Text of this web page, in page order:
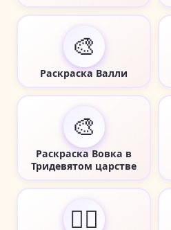
🎨
Раскраска Валли
🎨
Раскраска Вовка в
Тридевятом царстве
🧙‍♂️